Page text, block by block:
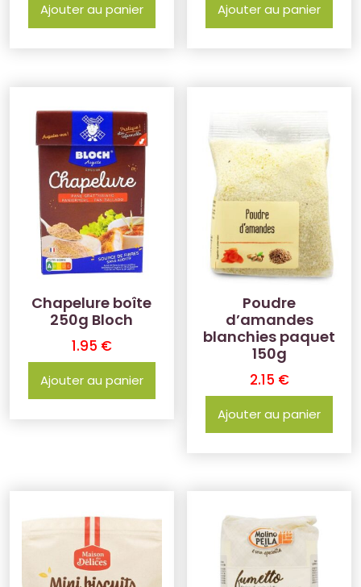
Ajouter au panier Ajouter au panier
Chapelure boîte
250g Bloch
1.95 €
Ajouter au panier
Poudre
d’amandes
blanchies paquet
150g
2.15 €
Ajouter au panier